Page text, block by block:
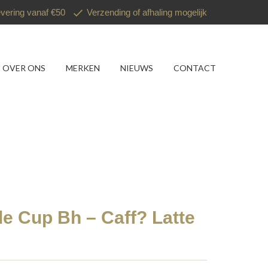
vanaf €50 Verzending of afhaling mogelijk
OVER ONS MERKEN NIEUWS CONTACT
Cup Bh – Caff? Latte